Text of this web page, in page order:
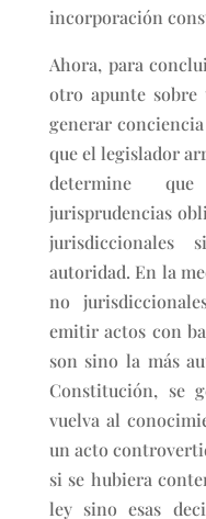
incorporación
Ahora, para
otro apunte sobre
generar
que el legislador
determine
jurisprudencias
autoridad. En la
no
emitir actos con
son sino la más
Constitución, se
vuelva al
un acto
si se hubiera
ley sino esas